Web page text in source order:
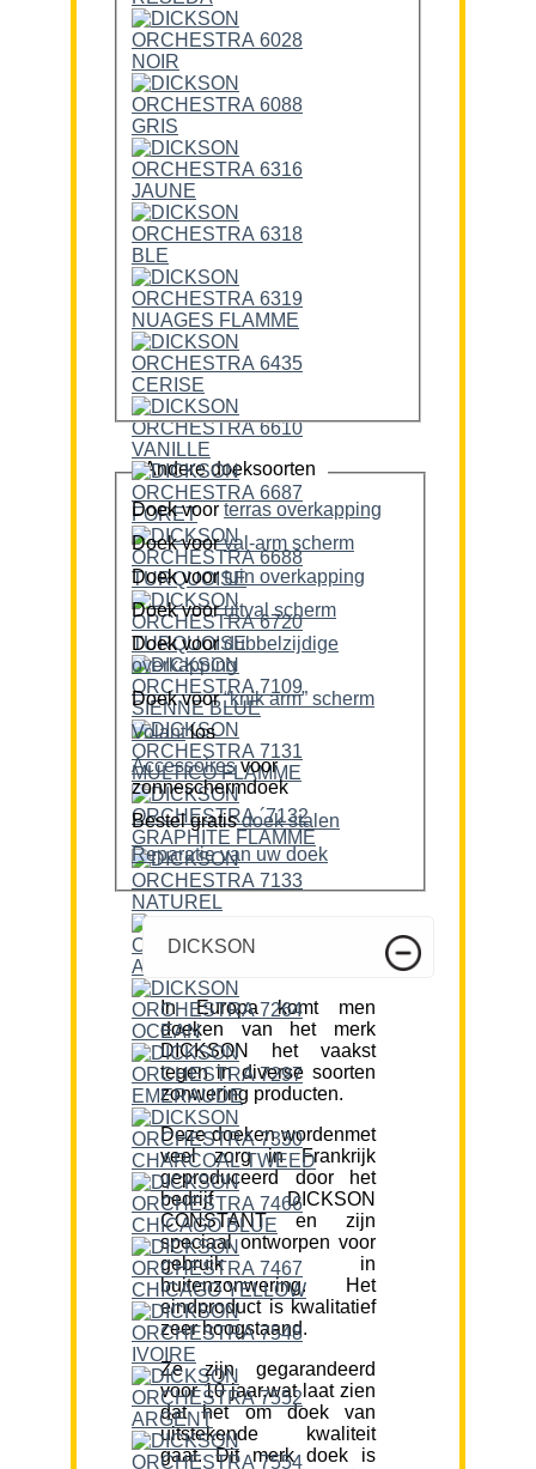
Andere doeksoorten
Doek voor terras overkapping
Doek voor
val-arm scherm
Doek voor
tuin overkapping
Doek voor
uitval scherm
Doek voordubbelzijdige
overkapping
Doek voor
“knik arm” scherm
Volantlos
Accessoiresvoor
zonneschermdoek
Bestel gratis doek stalen
Reparatie van uw doek
DICKSON
In Europa komt men
doeken van het merk
DICKSON het vaakst
tegen in diverse soorten
zonwering producten.
Deze doeken wordenmet
veel zorg in Frankrijk
geproduceerd door het
bedrijf DICKSON
CONSTANT en zijn
speciaal ontworpen voor
gebruik in
buitenzonwering. Het
eindproduct is kwalitatief
zeer hoogstaand.
Ze zijn gegarandeerd
voor 10 jaar,wat laat zien
dat het om doek van
uitstekende kwaliteit
gaat. Dit merk doek is